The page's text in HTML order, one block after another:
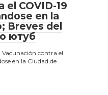
el COVID-19
en la
Breves del
ютуб
contra el
en la Ciudad de